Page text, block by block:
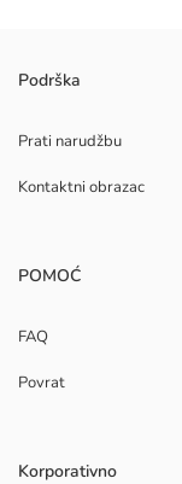
Podrška
Prati narudžbu
Kontaktni obrazac
POMOĆ
FAQ
Povrat
Korporativno